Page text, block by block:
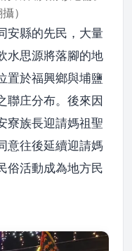
）
安縣的先民，大量
水思源將落腳的地
置於福興鄉與埔鹽
聯庄分布。後來因
寮族長迎請媽祖聖
意往後延續迎請媽
俗活動成為地方民